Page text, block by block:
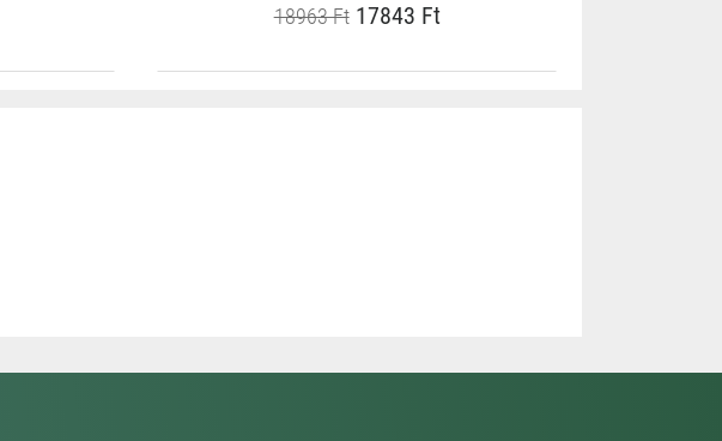
18963 Ft17843 Ft